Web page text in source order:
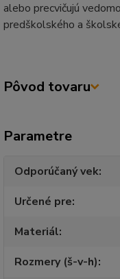
alebo precvičujú
predškolského a
Pôvod tovaru
Parametre
Odporúčaný vek
Určené pre
Materiál
Rozmery (š-v-h)